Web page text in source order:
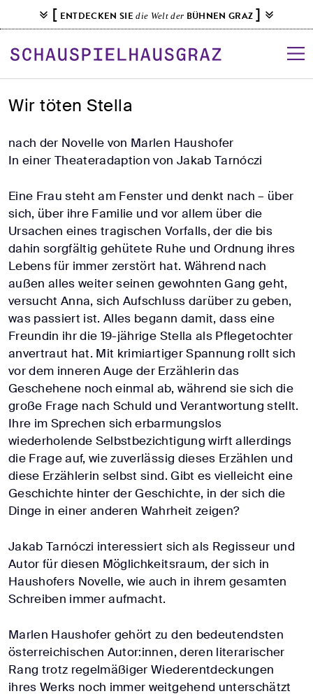
k
p
t
n
t
n
t
[ ENTDECKEN SIEdie Welt der BÜHNEN GRAZ ]
Wir töten Stella
nach der Novelle von Marlen Haushofer
In einer Theateradaption von Jakab Tarnóczi
Eine Frau steht am Fenster und denkt nach – über
sich, über ihre Familie und vor allem über die
Ursachen eines tragischen Vorfalls, der die bis
dahin sorgfältig gehütete Ruhe und Ordnung ihres
Lebens für immer zerstört hat. Während nach
außen alles weiter seinen gewohnten Gang geht,
versucht Anna, sich Aufschluss darüber zu geben,
was passiert ist. Alles begann damit, dass eine
Freundin ihr die 19-jährige Stella als Pflegetochter
anvertraut hat. Mit krimiartiger Spannung rollt sich
vor dem inneren Auge der Erzählerin das
Geschehene noch einmal ab, während sie sich die
große Frage nach Schuld und Verantwortung stellt.
Ihre im Sprechen sich erbarmungslos
wiederholende Selbstbezichtigung wirft allerdings
die Frage auf, wie zuverlässig dieses Erzählen und
diese Erzählerin selbst sind. Gibt es vielleicht eine
Geschichte hinter der Geschichte, in der sich die
Dinge in einer anderen Wahrheit zeigen?
Jakab Tarnóczi interessiert sich als Regisseur und
Autor für diesen Möglichkeitsraum, der sich in
Haushofers Novelle, wie auch in ihrem gesamten
Schreiben immer aufmacht.
Marlen Haushofer gehört zu den bedeutendsten
österreichischen Autor:innen, deren literarischer
Rang trotz regelmäßiger Wiederentdeckungen
ihres Werks noch immer weitgehend unterschätzt